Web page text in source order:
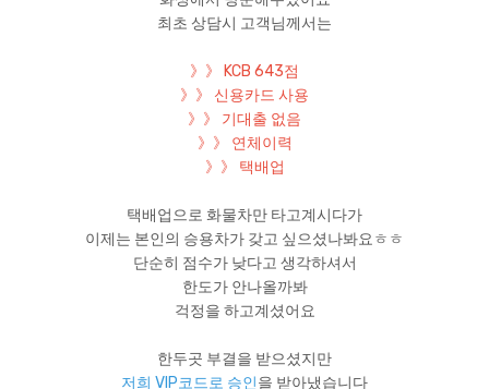
최초 상담시 고객님께서는
》》 KCB 643점
》》 신용카드 사용
》》 기대출 없음
》》 연체이력
》》 택배업
택배업으로 화물차만 타고계시다가
이제는 본인의 승용차가 갖고 싶으셨나봐요ㅎㅎ
단순히 점수가 낮다고 생각하셔서
한도가 안나올까봐
걱정을 하고계셨어요
한두곳 부결을 받으셨지만
저희 VIP코드로 승인을 받아냈습니다